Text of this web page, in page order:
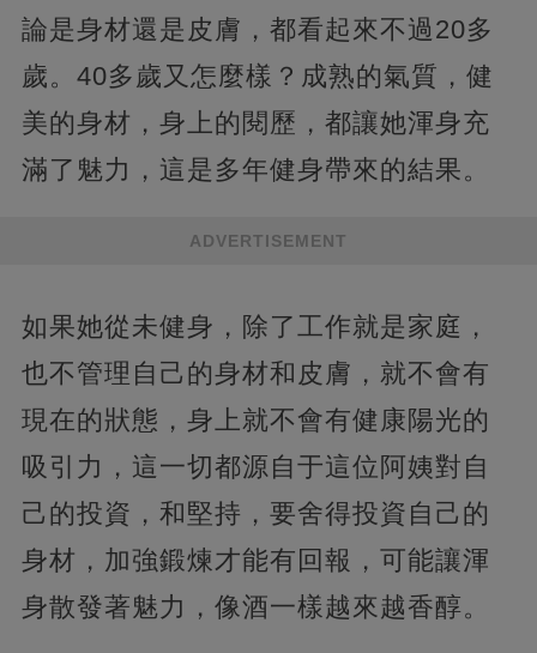
論是身材還是皮膚，都看起來不過20多
歲。40多歲又怎麼樣？成熟的氣質，健
美的身材，身上的閱歷，都讓她渾身充
滿了魅力，這是多年健身帶來的結果。
ADVERTISEMENT
如果她從未健身，除了工作就是家庭，
也不管理自己的身材和皮膚，就不會有
現在的狀態，身上就不會有健康陽光的
吸引力，這一切都源自于這位阿姨對自
己的投資，和堅持，要舍得投資自己的
身材，加強鍛煉才能有回報，可能讓渾
身散發著魅力，像酒一樣越來越香醇。